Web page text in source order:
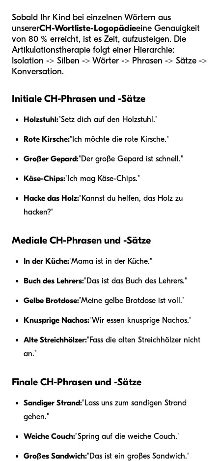
Sobald Ihr Kind bei einzelnen Wörtern aus
unsererCH-Wortliste-Logopädieeine Genauigkeit
von 80 % erreicht, ist es Zeit, aufzusteigen. Die
Artikulationstherapie folgt einer Hierarchie:
Isolation -> Silben -> Wörter -> Phrasen -> Sätze ->
Konversation.
Initiale CH-Phrasen und -Sätze
Holzstuhl:"Setz dich auf den Holzstuhl."
Rote Kirsche:"Ich möchte die rote Kirsche."
Großer Gepard:"Der große Gepard ist schnell."
Käse-Chips:"Ich mag Käse-Chips."
Hacke das Holz:"Kannst du helfen, das Holz zu
hacken?"
Mediale CH-Phrasen und -Sätze
In der Küche:"Mama ist in der Küche."
Buch des Lehrers:"Das ist das Buch des Lehrers."
Gelbe Brotdose:"Meine gelbe Brotdose ist voll."
Knusprige Nachos:"Wir essen knusprige Nachos."
Alte Streichhölzer:"Fass die alten Streichhölzer nicht
an."
Finale CH-Phrasen und -Sätze
Sandiger Strand:"Lass uns zum sandigen Strand
gehen."
Weiche Couch:"Spring auf die weiche Couch."
Großes Sandwich:"Das ist ein großes Sandwich."